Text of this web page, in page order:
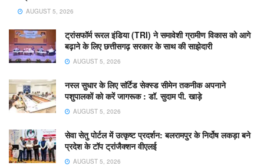
AUGUST 5, 2026
ट्रांसफॉर्म रूरल इंडिया (TRI) ने समावेशी ग्रामीण विकास को आगे
बढ़ाने के लिए छत्तीसगढ़ सरकार के साथ की साझेदारी
AUGUST 5, 2026
नस्ल सुधार के लिए सॉर्टेड सेक्स्ड सीमेन तकनीक अपनाने
पशुपालकों को करें जागरूक : डॉ. सुदाम पी. खाड़े
AUGUST 5, 2026
सेवा सेतु पोर्टल में उत्कृष्ट प्रदर्शन: बलरामपुर के निर्दोष लकड़ा बने
प्रदेश के टॉप ट्रांजैक्शन वीएलई
AUGUST 5, 2026